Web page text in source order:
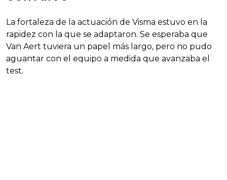
La fortaleza de la actuación de Visma estuvo en la
rapidez con la que se adaptaron. Se esperaba que
Van Aert tuviera un papel más largo, pero no pudo
aguantar con el equipo a medida que avanzaba el
test.